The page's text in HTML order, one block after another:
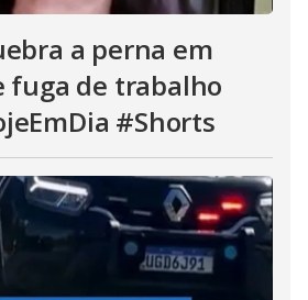
a perna em
fuga de trabalho
#Shorts